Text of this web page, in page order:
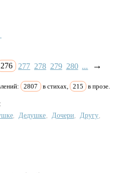
276 277 278 279 280 ... →
2807 в стихах, 215 в прозе.
Дедушке Дочери Другу